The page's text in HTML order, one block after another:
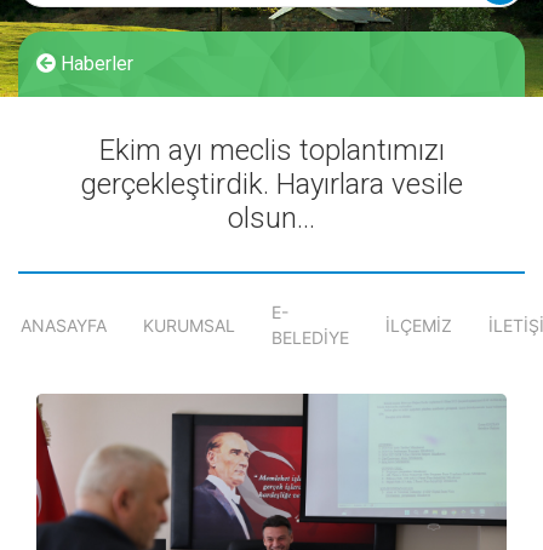
Haberler
Ekim ayı meclis toplantımızı
gerçekleştirdik. Hayırlara vesile
olsun...
ANASAYFA KURUMSAL
E-
BELEDİYE
İLÇEMİZ